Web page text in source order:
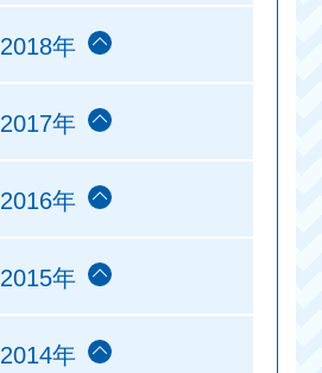
2018年
2017年
2016年
2015年
2014年